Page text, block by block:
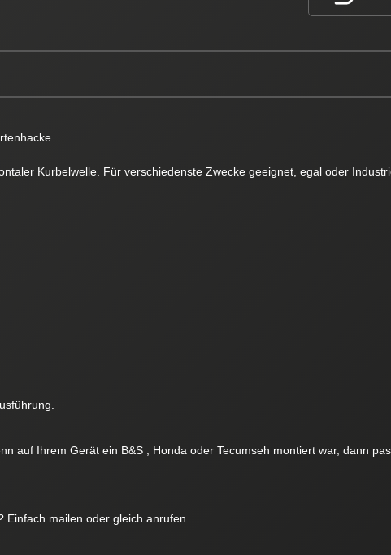
Kurbelwelle. Für verschiedenste Zwecke geeignet, egal oder
auf Ihrem Gerät ein B&S , Honda oder Tecumseh montiert war, dann
Einfach mailen oder gleich anrufen